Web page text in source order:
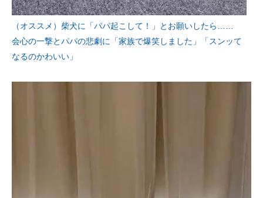
（オススメ）柴犬に「パパ起こして！」とお願いしたら……
会心の一撃とパパの悲劇に「家族で爆笑しました」「スンッて
なるのかわいい」